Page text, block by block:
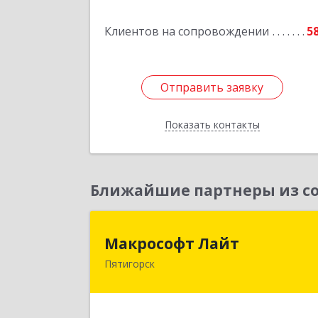
Клиентов на сопровождении
Отправить заявку
Показать контакты
Отправить заявку
Назад
Ближайшие партнеры из
Макрософт Лайт
Пятигорск
Макрософт Лайт
357501, Ставропольский край,